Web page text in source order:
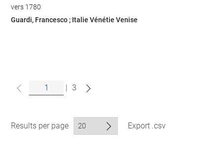
vers 1780
Guardi, Francesco ; Italie Vénétie Venise
| 3
Results per page Export .csv